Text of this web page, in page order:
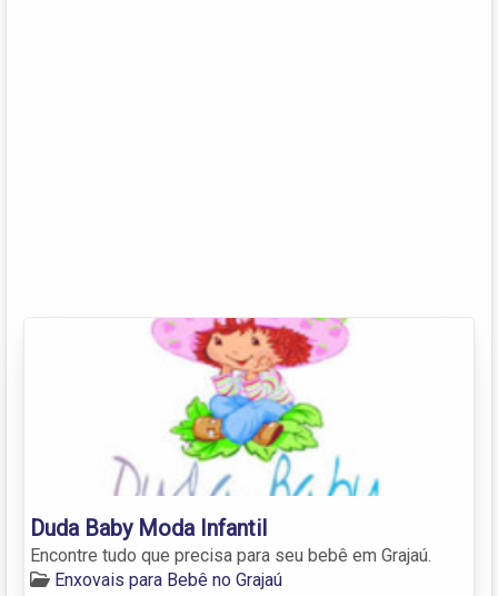
Duda Baby Moda Infantil
Encontre tudo que precisa para seu bebê em Grajaú.
Enxovais para Bebê no Grajaú